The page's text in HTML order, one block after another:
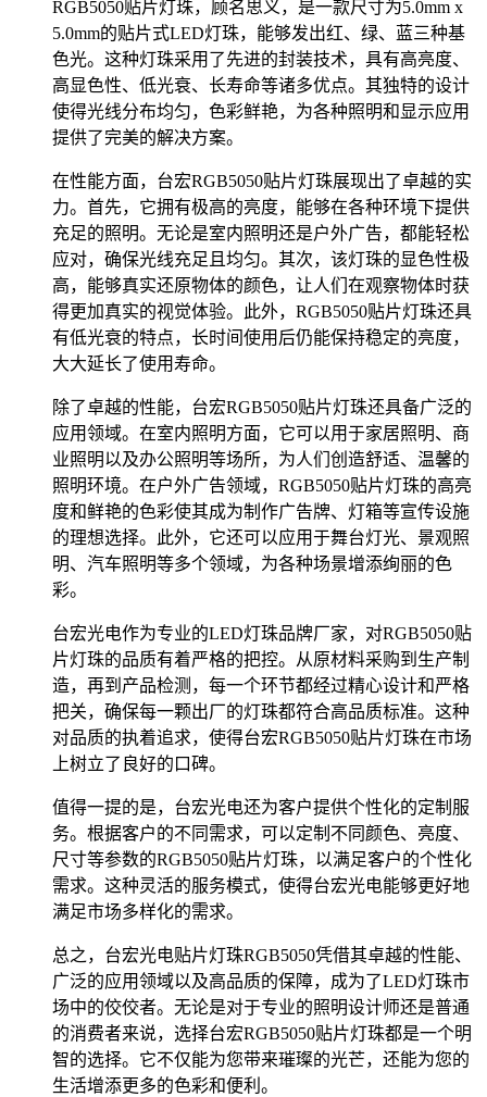
RGB5050贴片灯珠，顾名思义，是一款尺寸为5.0mm x
5.0mm的贴片式LED灯珠，能够发出红、绿、蓝三种基
色光。这种灯珠采用了先进的封装技术，具有高亮度、
高显色性、低光衰、长寿命等诸多优点。其独特的设计
使得光线分布均匀，色彩鲜艳，为各种照明和显示应用
提供了完美的解决方案。
在性能方面，台宏RGB5050贴片灯珠展现出了卓越的实
力。首先，它拥有极高的亮度，能够在各种环境下提供
充足的照明。无论是室内照明还是户外广告，都能轻松
应对，确保光线充足且均匀。其次，该灯珠的显色性极
高，能够真实还原物体的颜色，让人们在观察物体时获
得更加真实的视觉体验。此外，RGB5050贴片灯珠还具
有低光衰的特点，长时间使用后仍能保持稳定的亮度，
大大延长了使用寿命。
除了卓越的性能，台宏RGB5050贴片灯珠还具备广泛的
应用领域。在室内照明方面，它可以用于家居照明、商
业照明以及办公照明等场所，为人们创造舒适、温馨的
照明环境。在户外广告领域，RGB5050贴片灯珠的高亮
度和鲜艳的色彩使其成为制作广告牌、灯箱等宣传设施
的理想选择。此外，它还可以应用于舞台灯光、景观照
明、汽车照明等多个领域，为各种场景增添绚丽的色
彩。
台宏光电作为专业的LED灯珠品牌厂家，对RGB5050贴
片灯珠的品质有着严格的把控。从原材料采购到生产制
造，再到产品检测，每一个环节都经过精心设计和严格
把关，确保每一颗出厂的灯珠都符合高品质标准。这种
对品质的执着追求，使得台宏RGB5050贴片灯珠在市场
上树立了良好的口碑。
值得一提的是，台宏光电还为客户提供个性化的定制服
务。根据客户的不同需求，可以定制不同颜色、亮度、
尺寸等参数的RGB5050贴片灯珠，以满足客户的个性化
需求。这种灵活的服务模式，使得台宏光电能够更好地
满足市场多样化的需求。
总之，台宏光电贴片灯珠RGB5050凭借其卓越的性能、
广泛的应用领域以及高品质的保障，成为了LED灯珠市
场中的佼佼者。无论是对于专业的照明设计师还是普通
的消费者来说，选择台宏RGB5050贴片灯珠都是一个明
智的选择。它不仅能为您带来璀璨的光芒，还能为您的
生活增添更多的色彩和便利。